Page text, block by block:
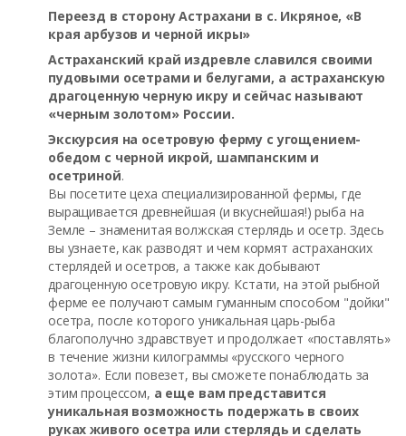
Переезд в сторону Астрахани в с. Икряное, «В
края арбузов и черной икры»
Астраханский край издревле славился своими
пудовыми осетрами и белугами, а астраханскую
драгоценную черную икру и сейчас называют
«черным золотом» России.
Экскурсия на осетровую ферму с угощением-
обедом с черной икрой, шампанским и
осетриной.
Вы посетите цеха специализированной фермы, где
выращивается древнейшая (и вкуснейшая!) рыба на
Земле – знаменитая волжская стерлядь и осетр. Здесь
вы узнаете, как разводят и чем кормят астраханских
стерлядей и осетров, а также как добывают
драгоценную осетровую икру. Кстати, на этой рыбной
ферме ее получают самым гуманным способом "дойки"
осетра, после которого уникальная царь-рыба
благополучно здравствует и продолжает «поставлять»
в течение жизни килограммы «русского черного
золота». Если повезет, вы сможете понаблюдать за
этим процессом, а еще вам представится
уникальная возможность подержать в своих
руках живого осетра или стерлядь и сделать